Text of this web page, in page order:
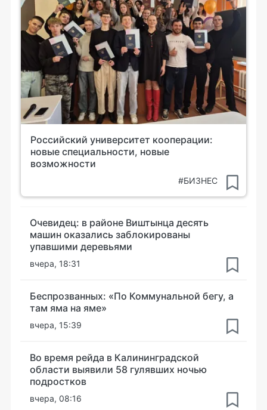
Российский университет кооперации:
новые специальности, новые
возможности
#БИЗНЕС
Очевидец: в районе Виштынца десять
машин оказались заблокированы
упавшими деревьями
вчера, 18:31
Беспрозванных: «По Коммунальной бегу, а
там яма на яме»
вчера, 15:39
Во время рейда в Калининградской
области выявили 58 гулявших ночью
подростков
вчера, 08:16